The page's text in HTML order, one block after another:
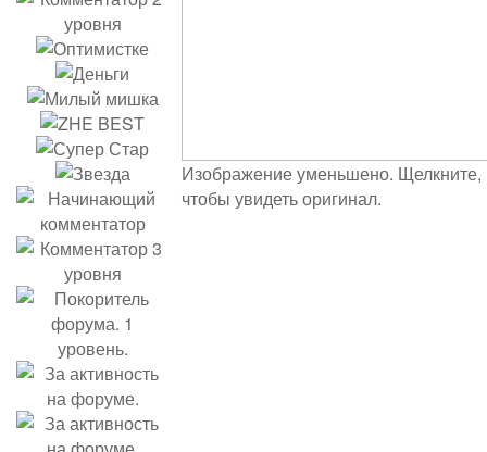
Изображение уменьшено. Щелкните,
чтобы увидеть оригинал.